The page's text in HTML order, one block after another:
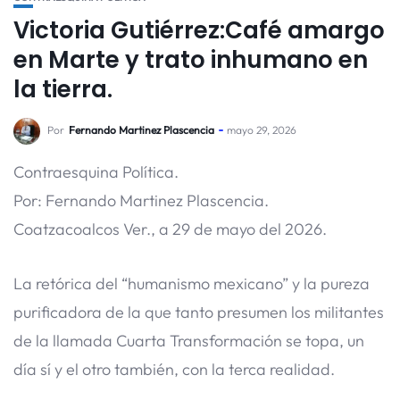
Victoria Gutiérrez:Café amargo
en Marte y trato inhumano en
la tierra.
Por Fernando Martinez Plascencia mayo 29, 2026
Contraesquina Política.
Por: Fernando Martinez Plascencia.
Coatzacoalcos Ver., a 29 de mayo del 2026.
La retórica del “humanismo mexicano” y la pureza
purificadora de la que tanto presumen los militantes
de la llamada Cuarta Transformación se topa, un
día sí y el otro también, con la terca realidad.